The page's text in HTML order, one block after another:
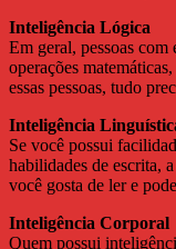
Inteligência Lógica
Em geral, pessoas
operações
essas pessoas, tudo
Inteligência
Se você possui
habilidades de escrita,
você gosta de ler e
Inteligência Corporal
Quem possui